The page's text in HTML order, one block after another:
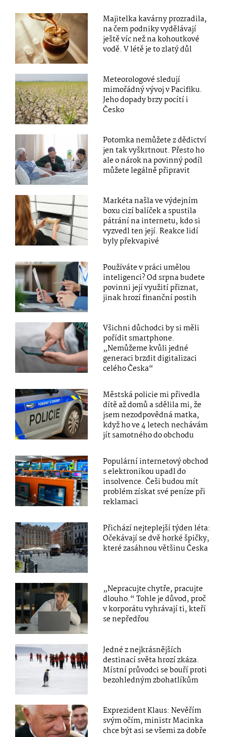
Majitelka kavárny prozradila,
na čem podniky vydělávají
ještě víc než na kohoutkové
vodě. V létě je to zlatý důl
Meteorologové sledují
mimořádný vývoj v Pacifiku.
Jeho dopady brzy pocítí i
Česko
Potomka nemůžete z dědictví
jen tak vyškrtnout. Přesto ho
ale o nárok na povinný podíl
můžete legálně připravit
Markéta našla ve výdejním
boxu cizí balíček a spustila
pátrání na internetu, kdo si
vyzvedl ten její. Reakce lidí
byly překvapivé
Používáte v práci umělou
inteligenci? Od srpna budete
povinni její využití přiznat,
jinak hrozí finanční postih
Všichni důchodci by si měli
pořídit smartphone.
„Nemůžeme kvůli jedné
generaci brzdit digitalizaci
celého Česka“
Městská policie mi přivedla
dítě až domů a sdělila mi, že
jsem nezodpovědná matka,
když ho ve 4 letech nechávám
jít samotného do obchodu
Populární internetový obchod
s elektronikou upadl do
insolvence. Češi budou mít
problém získat své peníze při
reklamaci
Přichází nejteplejší týden léta:
Očekávají se dvě horké špičky,
které zasáhnou většinu Česka
„Nepracujte chytře, pracujte
dlouho.“ Tohle je důvod, proč
v korporátu vyhrávají ti, kteří
se nepředřou
Jedné z nejkrásnějších
destinací světa hrozí zkáza.
Místní průvodci se bouří proti
bezohledným zbohatlíkům
Exprezident Klaus: Nevěřím
svým očím, ministr Macinka
chce být asi se všemi za dobře